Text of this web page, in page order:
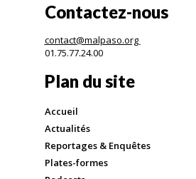
Contactez-nous
contact@malpaso.org
01.75.77.24.00
Plan du site
Accueil
Actualités
Reportages & Enquêtes
Plates-formes